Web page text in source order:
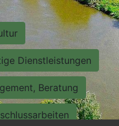
Dienstleistungen
Beratung